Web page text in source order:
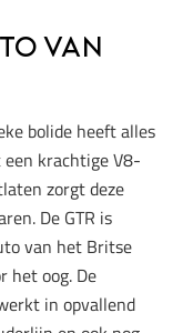
van
bolide heeft alles
krachtige V8-
zorgt deze
De GTR is
van het Britse
het oog. De
in opvallend